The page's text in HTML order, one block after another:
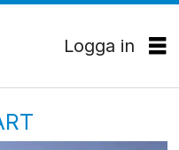
Logga in